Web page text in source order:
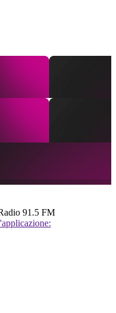
91.5 FM